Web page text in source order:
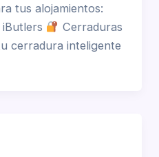
tus alojamientos:
Cerraduras
cerradura inteligente